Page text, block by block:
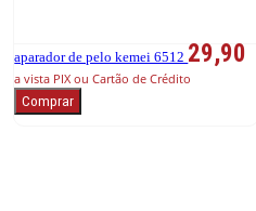
aparador de pelo kemei 6512 29,90
a vista PIX ou Cartão de Crédito
Comprar